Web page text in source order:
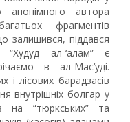
анонімного автора
фрагментів
залишився, піддався
ал-‘алам” є
в ал-Мас‘уді.
і лісових барадзасів
внутрішніх болгар у
на “тюркських” та